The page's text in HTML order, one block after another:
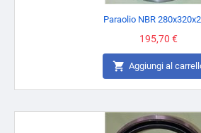
Paraolio NBR
Prezzo
195,70 €
 Aggiungi al